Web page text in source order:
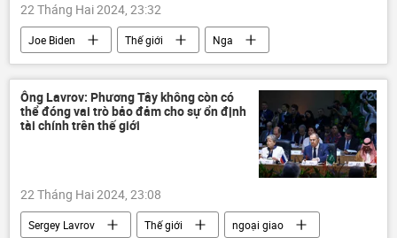
22 Tháng Hai 2024, 23:32
Joe Biden Thế giới
Nga
Vladimir Putin
Chính trị
Tổng thống Mỹ
phát ngôn
Ông Lavrov: Phương Tây không còn có
thể đóng vai trò bảo đảm cho sự ổn định
tài chính trên thế giới
22 Tháng Hai 2024, 23:08
Sergey Lavrov Thế giới
ngoại giao